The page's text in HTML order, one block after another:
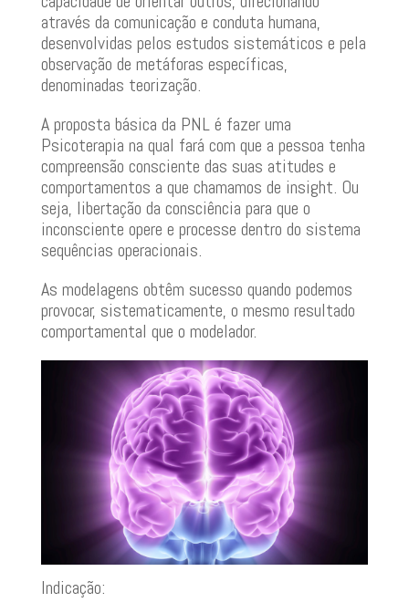
através da comunicação e conduta humana,
desenvolvidas pelos estudos sistemáticos e pela
observação de metáforas específicas,
denominadas teorização.
A proposta básica da PNL é fazer uma
Psicoterapia na qual fará com que a pessoa tenha
compreensão consciente das suas atitudes e
comportamentos a que chamamos de insight. Ou
seja, libertação da consciência para que o
inconsciente opere e processe dentro do sistema
sequências operacionais.
As modelagens obtêm sucesso quando podemos
provocar, sistematicamente, o mesmo resultado
comportamental que o modelador.
Indicação: